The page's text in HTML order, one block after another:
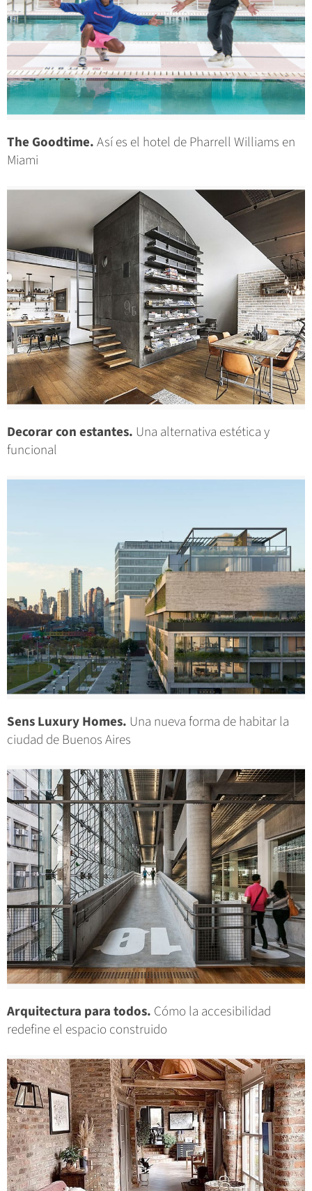
The Goodtime.Así es el hotel de Pharrell Williams en
Miami
Decorar con estantes. Una alternativa estética y
funcional
Sens Luxury Homes. Una nueva forma de habitar la
ciudad de Buenos Aires
Arquitectura para todos. Cómo la accesibilidad
redefine el espacio construido